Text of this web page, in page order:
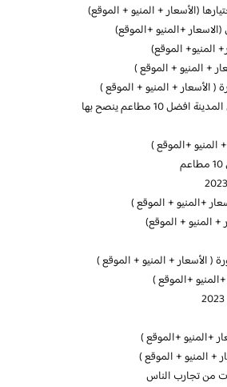
(الأسعار + المنيو + الموقع)
+المنيو +الموقع)
الموقع)
+ المنيو + الموقع )
الأسعار + المنيو + الموقع )
10 مطاعم ينصح بها
المنيو +الموقع )
+المنيو + الموقع )
المنيو + الموقع)
( الأسعار + المنيو + الموقع )
+الموقع )
+المنيو +الموقع )
+ المنيو + الموقع )
من تجارب الناس